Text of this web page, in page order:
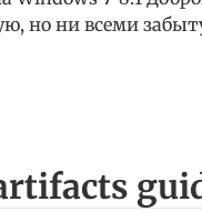
но ни всеми